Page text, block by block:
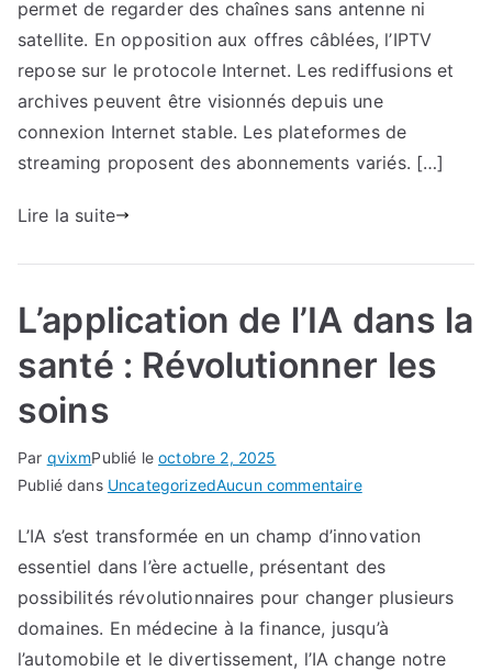
offres
légales
:
officielles
pour
permet de regarder des chaînes sans antenne ni
satellite. En opposition aux offres câblées, l’IPTV
repose sur le protocole Internet. Les rediffusions et
archives peuvent être visionnés depuis une
connexion Internet stable. Les plateformes de
streaming proposent des abonnements variés. […]
Lire la suite
L’application de l’IA dans la
santé : Révolutionner les
soins
Par qvixmPublié leoctobre 2, 2025
Publié dans UncategorizedAucun commentairesur
de
l’IA
dans
la
L’IA s’est transformée en un champ d’innovation
essentiel dans l’ère actuelle, présentant des
possibilités révolutionnaires pour changer plusieurs
domaines. En médecine à la finance, jusqu’à
l’automobile et le divertissement, l’IA change notre